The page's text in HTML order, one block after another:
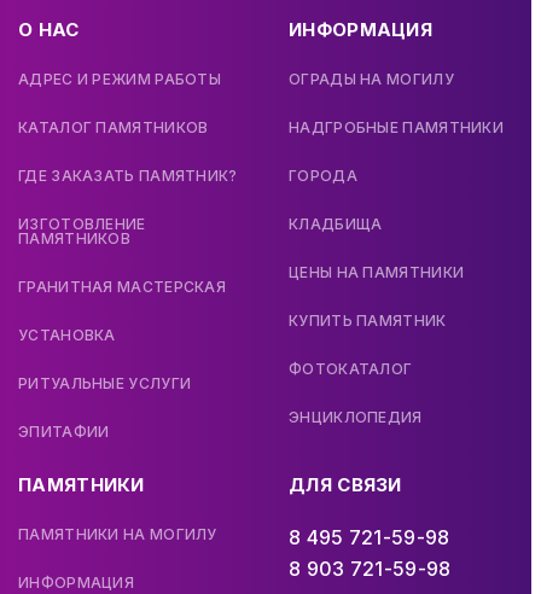
О НАС
АДРЕС И РЕЖИМ РАБОТЫ
КАТАЛОГ ПАМЯТНИКОВ
ГДЕ ЗАКАЗАТЬ ПАМЯТНИК?
ИЗГОТОВЛЕНИЕ
ПАМЯТНИКОВ
ГРАНИТНАЯ МАСТЕРСКАЯ
УСТАНОВКА
РИТУАЛЬНЫЕ УСЛУГИ
ЭПИТАФИИ
ИНФОРМАЦИЯ
ОГРАДЫ НА МОГИЛУ
НАДГРОБНЫЕ ПАМЯТНИКИ
ГОРОДА
КЛАДБИЩА
ЦЕНЫ НА ПАМЯТНИКИ
КУПИТЬ ПАМЯТНИК
ФОТОКАТАЛОГ
ЭНЦИКЛОПЕДИЯ
ПАМЯТНИКИ
ПАМЯТНИКИ НА МОГИЛУ
ИНФОРМАЦИЯ
ДЛЯ СВЯЗИ
8 495 721-59-98
8 903 721-59-98